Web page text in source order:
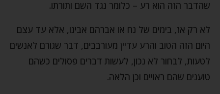
שהדבר הזה הוא רע – כלומר נגד השם ותורתו.
לא רק אז, בימים של נח או אברהם אבינו, אלא עד עצם
היום הזה הטוב והרע עדיין מעורבבים, דבר שגורם לאנשים
לטעות, לבחור לא נכון, לעשות דברים פסולים כשהם
טוענים שהם ראויים וכן הלאה.